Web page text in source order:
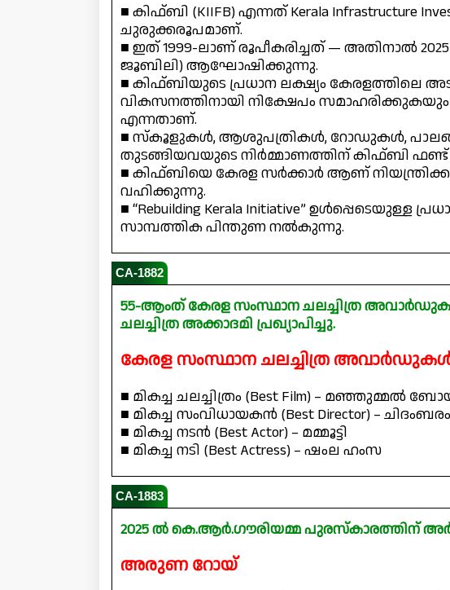
■ കിഫ്‌ബി (KIIFB) എന്നത് Kerala Infrastructure
ചുരുക്കരൂപമാണ്.
■ ഇത് 1999-ലാണ് രൂപീകരിച്ചത് — അതിനാൽ
ജൂബിലി) ആഘോഷിക്കുന്നു.
■ കിഫ്‌ബിയുടെ പ്രധാന ലക്ഷ്യം കേരളത്തിലെ
വികസനത്തിനായി നിക്ഷേപം
എന്നതാണ്.
■ സ്കൂളുകൾ, ആശുപത്രികൾ, റോഡുകൾ,
തുടങ്ങിയവയുടെ നിർമ്മാണത്തിന് കിഫ്‌ബി
■ കിഫ്‌ബിയെ കേരള സർക്കാർ ആണ്
വഹിക്കുന്നു.
■ “Rebuilding Kerala Initiative” ഉൾപ്പെടെയുള്ള
സാമ്പത്തിക പിന്തുണ നൽകുന്നു.
CA-1882
55-ആംത് കേരള സംസ്ഥാന ചലച്ചിത്ര
ചലച്ചിത്ര അക്കാദമി പ്രഖ്യാപിച്ചു.
കേരള സംസ്ഥാന ചലച്ചിത്ര
■ മികച്ച ചലച്ചിത്രം (Best Film) – മഞ്ഞുമ്മൽ
■ മികച്ച സംവിധായകൻ (Best Director) – ചിദംബരം
■ മികച്ച നടൻ (Best Actor) – മമ്മൂട്ടി
■ മികച്ച നടി (Best Actress) – ഷംല ഹംസ
CA-1883
2025 ൽ കെ.ആർ.ഗൗരിയമ്മ പുരസ്‌കാരത്തിന്
അരുണ റോയ്